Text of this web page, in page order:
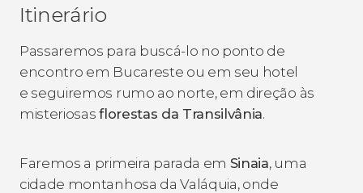
Itinerário
Passaremos para buscá-lo no ponto de
encontro em Bucareste ou em seu hotel
e seguiremos rumo ao norte, em direção às
misteriosasflorestas da Transilvânia.
Faremos a primeira parada em Sinaia, uma
cidade montanhosa da Valáquia, onde